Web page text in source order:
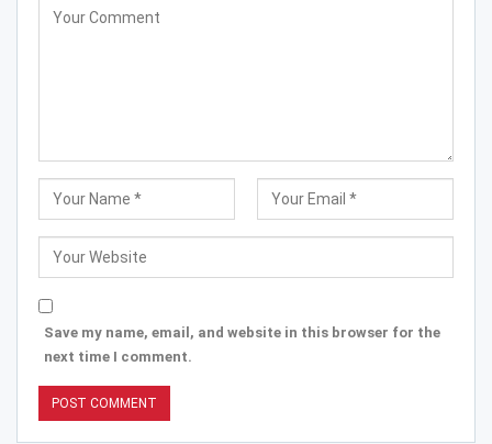
Save my name, email, and website in this browser for the
next time I comment.